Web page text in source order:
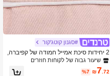
#סגנון קוטג'קור
2 יחידות סיכת אמייל חמודה של קפיברה,
סיכת חיה מצוירת, סיכת דש, קישוט לבגד
ים, אביזר תרמיל, מתנה לחברים
שיעור גבוה של לקוחות חוזרים
₪7 .72
%7